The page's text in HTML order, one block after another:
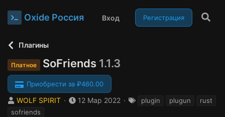
Oxide Россия Вход Регистрация
Плагины
Платное SoFriends 1.1.3
Приобрести за ₽460.00
А
в
WOLF SPIRIT
Д
12 Мар 2022 plugin plugun
rust
sofriends